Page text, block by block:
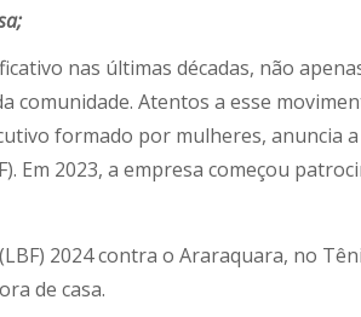
nas últimas décadas, não
Atentos a esse
formado por mulheres, anuncia
Em 2023, a empresa começou
2024 contra o Araraquara, no
de casa.